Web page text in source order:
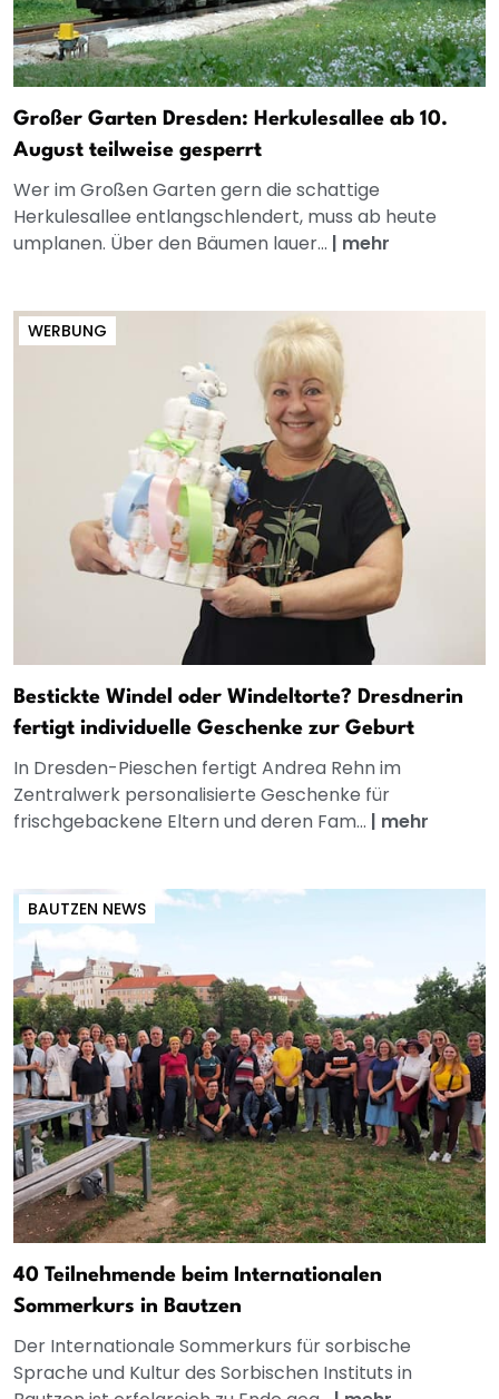
Großer Garten Dresden: Herkulesallee ab 10.
August teilweise gesperrt
Wer im Großen Garten gern die schattige
Herkulesallee entlangschlendert, muss ab heute
umplanen. Über den Bäumen lauer... | mehr
WERBUNG
Bestickte Windel oder Windeltorte? Dresdnerin
fertigt individuelle Geschenke zur Geburt
In Dresden-Pieschen fertigt Andrea Rehn im
Zentralwerk personalisierte Geschenke für
frischgebackene Eltern und deren Fam... | mehr
BAUTZEN NEWS
40 Teilnehmende beim Internationalen
Sommerkurs in Bautzen
Der Internationale Sommerkurs für sorbische
Sprache und Kultur des Sorbischen Instituts in